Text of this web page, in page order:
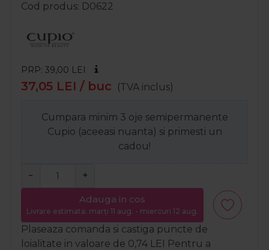
Cod produs D0622
PRP: 39,00 LEI
37,05 LEI / buc (TVA inclus)
Cumpara minim 3 oje semipermanente
Cupio (aceeasi nuanta) si primesti un
cadou!
− +
Adauga in cos
Livrare estimata: marți 11 aug. - miercuri 12 aug.
Plaseaza comanda si castiga puncte de
loialitate in valoare de 0,74 LEI Pentru a